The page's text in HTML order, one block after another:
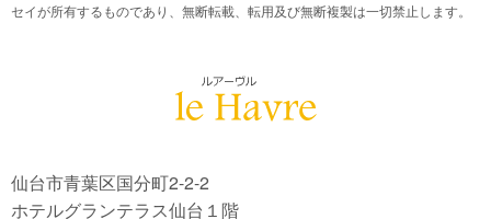
セイが所有するものであり、無断転載、転用及び無断複製は一切禁止します。
仙台市青葉区国分町2-2-2
ホテルグランテラス仙台１階